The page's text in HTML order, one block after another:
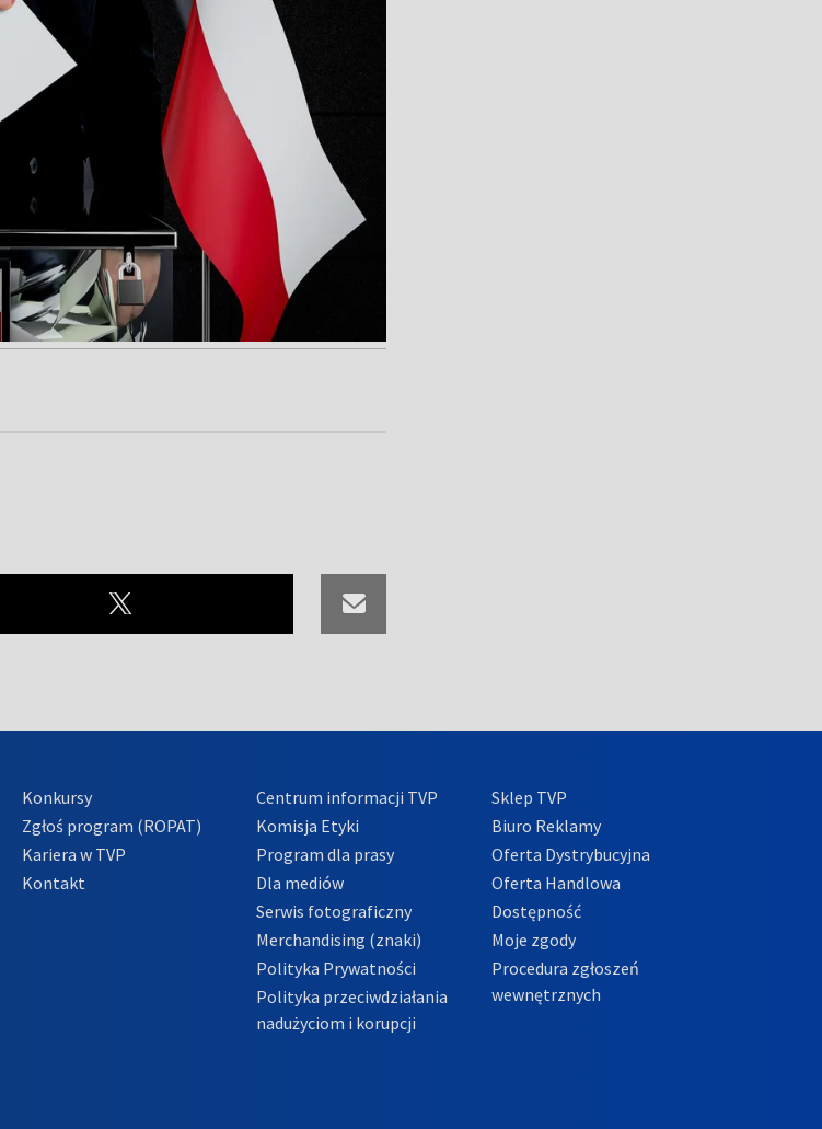
Konkursy
Zgłoś program (ROPAT)
Kariera w TVP
Kontakt
Centrum informacji TVP
Komisja Etyki
Program dla prasy
Dla mediów
Serwis fotograficzny
Merchandising (znaki)
Polityka Prywatności
Polityka przeciwdziałania
nadużyciom i korupcji
Sklep TVP
Biuro Reklamy
Oferta Dystrybucyjna
Oferta Handlowa
Dostępność
Moje zgody
Procedura zgłoszeń
wewnętrznych